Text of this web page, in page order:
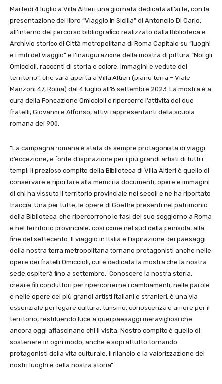
Martedì 4 luglio a Villa Altieri una giornata dedicata all’arte, con la
presentazione del libro “Viaggio in Sicilia” di Antonello Di Carlo,
all’interno del percorso bibliografico realizzato dalla Biblioteca e
Archivio storico di Città metropolitana di Roma Capitale su “luoghi
e i miti del viaggio” e l’inaugurazione della mostra di pittura “Noi gli
Omiccioli, racconti di storia e colore: immagini e vedute del
territorio”, che sarà aperta a Villa Altieri (piano terra – Viale
Manzoni 47, Roma) dal 4 luglio all’8 settembre 2023. La mostra è a
cura della Fondazione Omiccioli e ripercorre l’attività dei due
fratelli, Giovanni e Alfonso, attivi rappresentanti della scuola
romana del 900.
“La campagna romana è stata da sempre protagonista di viaggi
d’eccezione, e fonte d’ispirazione per i più grandi artisti di tutti i
tempi. Il prezioso compito della Biblioteca di Villa Altieri è quello di
conservare e riportare alla memoria documenti, opere e immagini
di chi ha vissuto il territorio provinciale nei secoli e ne ha riportato
traccia. Una per tutte, le opere di Goethe presenti nel patrimonio
della Biblioteca, che ripercorrono le fasi del suo soggiorno a Roma
e nel territorio provinciale, così come nel sud della penisola, alla
fine del settecento. Il viaggio in Italia e l’ispirazione dei paesaggi
della nostra terra metropolitana tornano protagonisti anche nelle
opere dei fratelli Omiccioli, cui è dedicata la mostra che la nostra
sede ospiterà fino a settembre. Conoscere la nostra storia,
creare fili conduttori per ripercorrerne i cambiamenti, nelle parole
e nelle opere dei più grandi artisti italiani e stranieri, è una via
essenziale per legare cultura, turismo, conoscenza e amore per il
territorio, restituendo luce a quei paesaggi meravigliosi che
ancora oggi affascinano chi li visita. Nostro compito è quello di
sostenere in ogni modo, anche e soprattutto tornando
protagonisti della vita culturale, il rilancio e la valorizzazione dei
nostri luoghi e della nostra storia”.